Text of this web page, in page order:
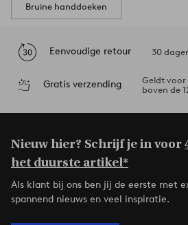
Bruine handdoeken
Eenvoudige retour 30
Gratis verzending
Geldt
boven de
Nieuw hier? Schrijf je in voor
het duurste artikel*
Als klant bij ons ben jij de eerste met
spannend nieuws en veel inspiratie.